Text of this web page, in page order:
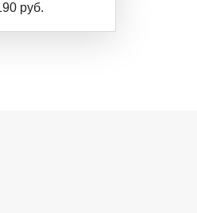
руб.